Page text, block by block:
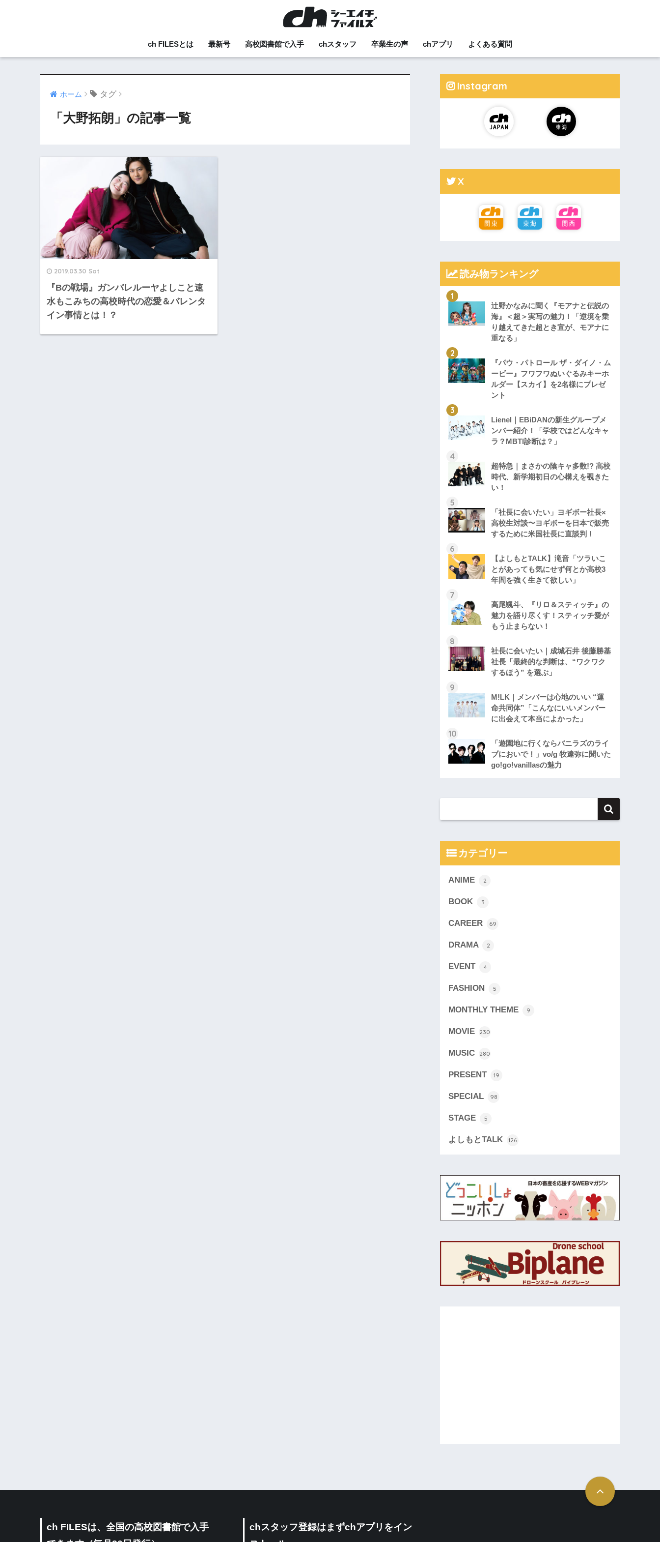
ch FILESとは 最新号 高校図書館で入手 chスタッフ 卒業生の声 chアプリ よくある質問
ホーム タグ
「大野拓朗」の記事一覧
2019.03.30 Sat
『Bの戦場』ガンバレルーヤよしこと速
水もこみちの高校時代の恋愛＆バレンタ
イン事情とは！？
Instagram
X
読み物ランキング
辻野かなみに聞く『モアナと伝説の
海』＜超＞実写の魅力！「逆境を乗
り越えてきた超とき宣が、モアナに
重なる」
『パウ・パトロール ザ・ダイノ・ム
ービー』フワフワぬいぐるみキーホ
ルダー【スカイ】を2名様にプレゼ
ント
Lienel｜EBiDANの新生グループメ
ンバー紹介！「学校ではどんなキャ
ラ？MBTI診断は？」
超特急｜まさかの陰キャ多数!? 高校
時代、新学期初日の心構えを覗きた
い！
「社長に会いたい」ヨギボー社長×
高校生対談〜ヨギボーを日本で販売
するために米国社長に直談判！
【よしもとTALK】滝音「ツラいこ
とがあっても気にせず何とか高校3
年間を強く生きて欲しい」
高尾颯斗、『リロ＆スティッチ』の
魅力を語り尽くす！スティッチ愛が
もう止まらない！
社長に会いたい｜成城石井 後藤勝基
社長「最終的な判断は、“ワクワク
するほう” を選ぶ」
M!LK｜メンバーは心地のいい “運
命共同体”「こんなにいいメンバー
に出会えて本当によかった」
「遊園地に行くならバニラズのライ
ブにおいで！」vo/g 牧達弥に聞いた
go!go!vanillasの魅力
カテゴリー
ANIME 2
BOOK 3
CAREER 69
DRAMA 2
EVENT 4
FASHION 5
MONTHLY THEME 9
MOVIE 230
MUSIC 280
PRESENT 19
SPECIAL 98
STAGE 5
よしもとTALK 126
ch FILESは、全国の高校図書館で入手
chスタッフ登録はまずchアプリをイン